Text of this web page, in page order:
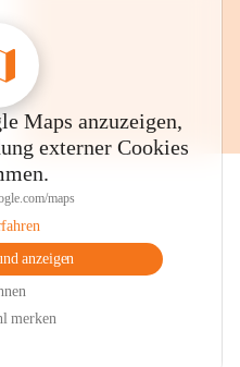
Maps anzuzeigen,
externer Cookies
maps
anzeigen
merken